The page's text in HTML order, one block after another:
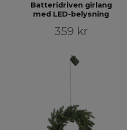
Batteridriven girlang
med LED-belysning
359 kr